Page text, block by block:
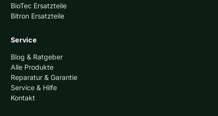
BioTec Ersatzteile
Bitron Ersatzteile
Service
Blog & Ratgeber
Alle Produkte
Reparatur & Garantie
Service & Hilfe
Kontakt